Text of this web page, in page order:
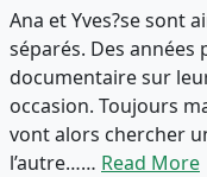
Ana et Yves?se sont
séparés. Des années
documentaire sur
occasion. Toujours
vont alors chercher
l’autre…… Read More